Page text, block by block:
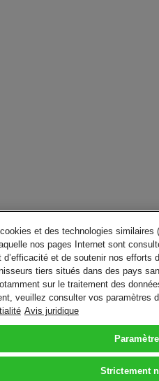
et des technologies
nos pages Internet sont
et de soutenir nos
tiers situés dans des pays
sur le traitement des
veuillez consulter vos paramètres
Avis juridique
Strictement